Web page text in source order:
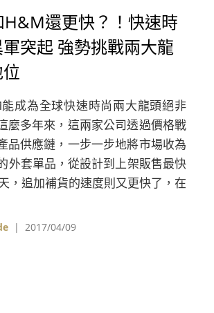
H&M還更快？！快速時
突起 強勢挑戰兩大龍
成為全球快速時尚兩大龍頭絕非
麼多年來，這兩家公司透過價格戰
品供應鏈，一步一步地將市場收為
外套單品，從設計到上架販售最快
，追加補貨的速度則又更快了，在
| 2017/04/09